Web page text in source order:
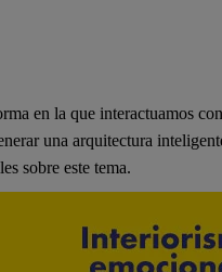
en la que interactuamos
una arquitectura
sobre este tema.